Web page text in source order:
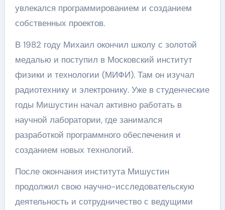
увлекался программированием и созданием
собственных проектов.
В 1982 году Михаил окончил школу с золотой
медалью и поступил в Московский институт
физики и технологии (МИФИ). Там он изучал
радиотехнику и электронику. Уже в студенческие
годы Мишустин начал активно работать в
научной лаборатории, где занимался
разработкой программного обеспечения и
созданием новых технологий.
После окончания института Мишустин
продолжил свою научно-исследовательскую
деятельность и сотрудничество с ведущими